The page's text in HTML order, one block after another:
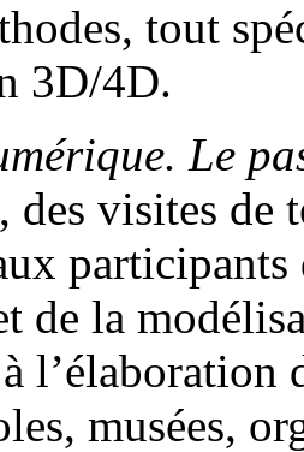
tout
3D/4D.
Le
des visites de
de la
l’élaboration
musées,